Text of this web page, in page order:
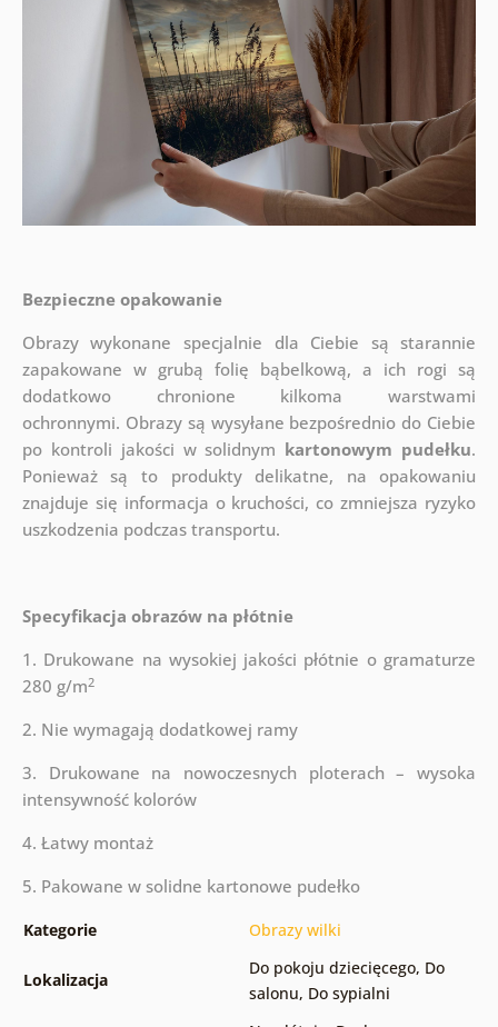
Bezpieczne opakowanie
Obrazy wykonane specjalnie dla Ciebie są starannie
zapakowane w grubą folię bąbelkową, a ich rogi są
dodatkowo chronione kilkoma warstwami
ochronnymi. Obrazy są wysyłane bezpośrednio do Ciebie
po kontroli jakości w solidnym kartonowym pudełku.
Ponieważ są to produkty delikatne, na opakowaniu
znajduje się informacja o kruchości, co zmniejsza ryzyko
uszkodzenia podczas transportu.
Specyfikacja obrazów na płótnie
1. Drukowane na wysokiej jakości płótnie o gramaturze
280 g/m2
2. Nie wymagają dodatkowej ramy
3. Drukowane na nowoczesnych ploterach – wysoka
intensywność kolorów
4. Łatwy montaż
5. Pakowane w solidne kartonowe pudełko
Kategorie Obrazy wilki
Lokalizacja
Do pokoju dziecięcego, Do
salonu, Do sypialni